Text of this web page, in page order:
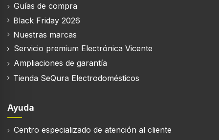
Número de cuchillas
Guías de compra
Black Friday 2026
Nuestras marcas
Servicio premium Electrónica Vicente
Ampliaciones de garantía
Tienda SeQura Electrodomésticos
Ayuda
Centro especializado de atención al cliente